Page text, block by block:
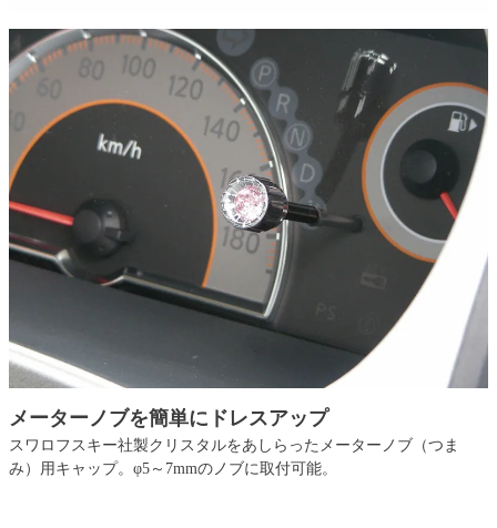
メーターノブを簡単にドレスアップ
スワロフスキー社製クリスタルをあしらったメーターノブ（つま
み）用キャップ。φ5～7mmのノブに取付可能。